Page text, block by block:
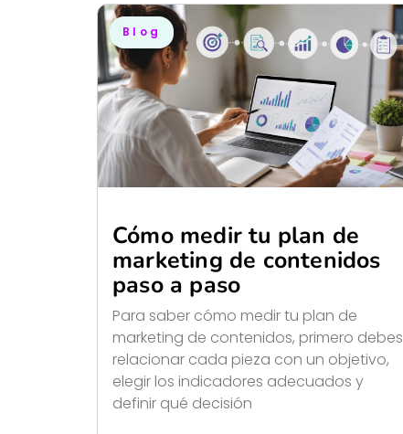
Blog
Cómo medir tu plan de
marketing de contenidos
paso a paso
Para saber cómo medir tu plan de
marketing de contenidos, primero debes
relacionar cada pieza con un objetivo,
elegir los indicadores adecuados y
definir qué decisión